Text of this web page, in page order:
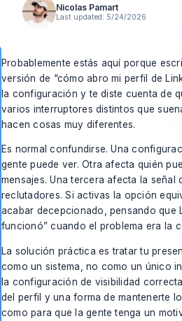
Nicolas Pamart
Last updated: 5/24/2026
Probablemente estás aquí porque
versión de “cómo abro mi perfil de
la configuración y te diste cuenta de
varios interruptores distintos que
hacen cosas muy diferentes.
Es normal confundirse. Una
gente puede ver. Otra afecta quién
mensajes. Una tercera afecta la señal
reclutadores. Si activas la opción
acabar decepcionado, pensando que
funcionó” cuando el problema era la
La solución práctica es tratar tu
como un sistema, no como un único
la configuración de visibilidad
del perfil y una forma de mantenerte
como para que la gente tenga un